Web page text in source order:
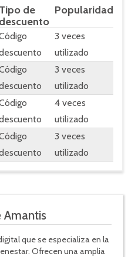
Tipo de
descuento
Popularidad
3 veces
utilizado
3 veces
utilizado
4 veces
utilizado
3 veces
utilizado
Amantis
que se especializa en la
Ofrecen una amplia